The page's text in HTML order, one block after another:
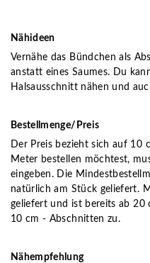
Nähideen
Vernähe das Bündchen als
anstatt eines Saumes. Du
Halsausschnitt nähen und
Bestellmenge/Preis
Der Preis bezieht sich auf 10
Meter bestellen möchtest,
eingeben. Die
natürlich am Stück geliefert.
geliefert und ist bereits ab 20
10 cm - Abschnitten zu.
Nähempfehlung